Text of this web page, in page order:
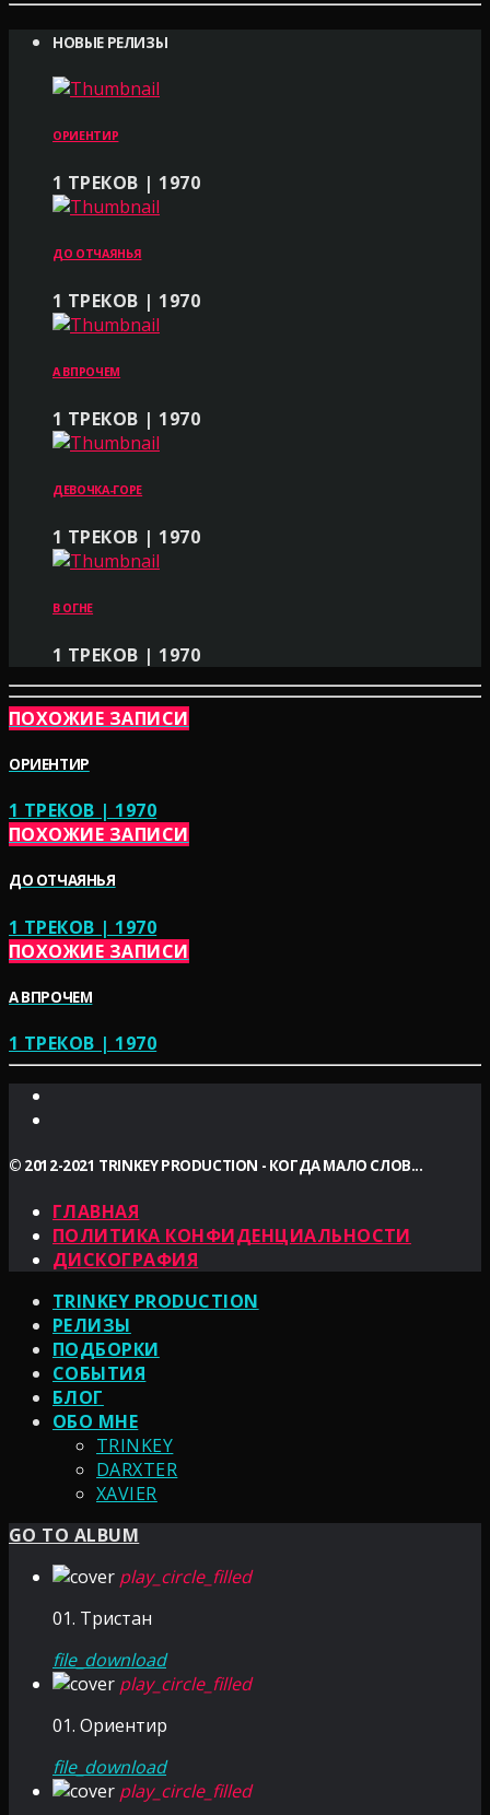
НОВЫЕ РЕЛИЗЫ
ОРИЕНТИР
1 ТРЕКОВ | 1970
ДО ОТЧАЯНЬЯ
1 ТРЕКОВ | 1970
А ВПРОЧЕМ
1 ТРЕКОВ | 1970
ДЕВОЧКА-ГОРЕ
1 ТРЕКОВ | 1970
В ОГНЕ
1 ТРЕКОВ | 1970
ПОХОЖИЕ ЗАПИСИ
ОРИЕНТИР
1 ТРЕКОВ | 1970
ПОХОЖИЕ ЗАПИСИ
ДО ОТЧАЯНЬЯ
1 ТРЕКОВ | 1970
ПОХОЖИЕ ЗАПИСИ
А ВПРОЧЕМ
1 ТРЕКОВ | 1970
© 2012-2021 TRINKEY PRODUCTION - КОГДА МАЛО СЛОВ...
ГЛАВНАЯ
ПОЛИТИКА КОНФИДЕНЦИАЛЬНОСТИ
ДИСКОГРАФИЯ
TRINKEY PRODUCTION
РЕЛИЗЫ
ПОДБОРКИ
СОБЫТИЯ
БЛОГ
ОБО МНЕ
TRINKEY
DARXTER
XAVIER
GO TO ALBUM
play_circle_filled
01. Тристан
file_download
play_circle_filled
01. Ориентир
file_download
play_circle_filled